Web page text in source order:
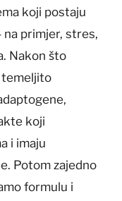
koji postaju
na primjer, stres,
Nakon što
temeljito
koji
i imaju
Potom zajedno
formulu i